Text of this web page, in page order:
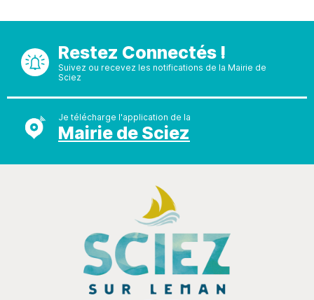
Restez Connectés !
Suivez ou recevez les notifications de la Mairie de
Sciez
Je télécharge l'application de la
Mairie de Sciez